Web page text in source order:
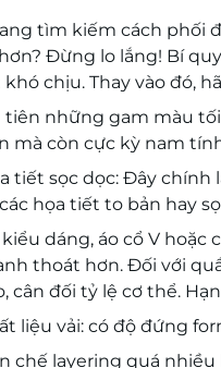
tìm kiếm cách phối
Đừng lo lắng! Bí
khó chịu. Thay vào đó,
tiên những gam màu
mà còn cực kỳ nam
tiết sọc dọc: Đây chính
họa tiết to bản hay
kiểu dáng, áo cổ V
thoát hơn. Đối với
cân đối tỷ lệ cơ thể.
liệu vải: có độ đứng
chế layering quá